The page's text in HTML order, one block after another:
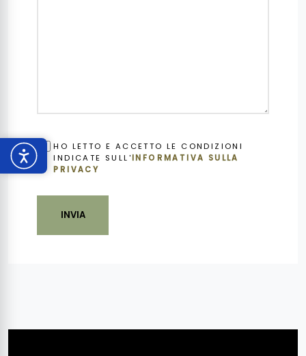
OBBLIGATORIO
HO LETTO E ACCETTO LE CONDIZIONI
INDICATE SULL'INFORMATIVA SULLA
PRIVACY
INVIA